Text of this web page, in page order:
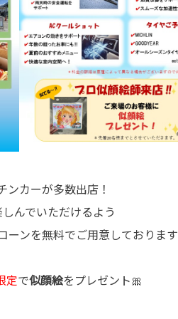
ンカーが多数出店！
んでいただけるよう
ーンを無料でご用意しており
定で似顔絵をプレゼント🎀